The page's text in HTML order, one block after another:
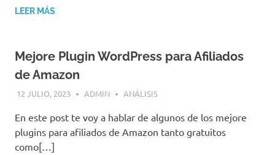
LEER MÁS
Mejore Plugin WordPress para Afiliados
de Amazon
12 JULIO, 2023 ADMIN ANÁLISIS
En este post te voy a hablar de algunos de los mejore
plugins para afiliados de Amazon tanto gratuitos
como[…]